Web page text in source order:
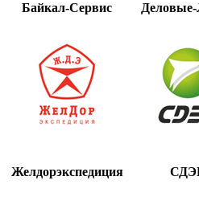
Байкал-Сервис
Желдорэкспедиция